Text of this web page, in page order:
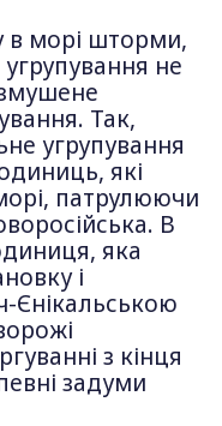
в морі шторми,
не
Так,
угрупування
які
патрулюючи
В
яка
і
Єнікальською
з кінця
задуми